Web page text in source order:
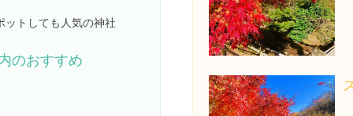
トしても人気の神社
のおすすめ